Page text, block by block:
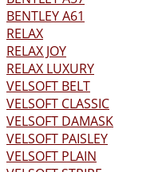
BENTLEY А61
RELAX
RELAX JOY
RELAX LUXURY
VELSOFT BELT
VELSOFT CLASSIC
VELSOFT DAMASK
VELSOFT PAISLEY
VELSOFT PLAIN